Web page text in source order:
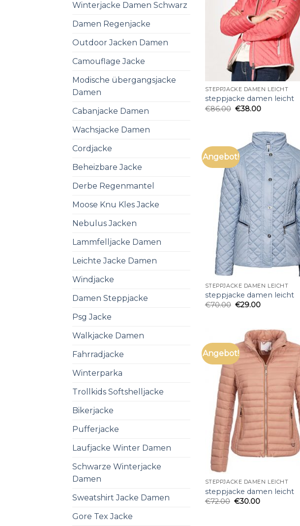
Winterjacke Damen Schwarz
Damen Regenjacke
Outdoor Jacken Damen
Camouflage Jacke
Modische übergangsjacke
Damen
Cabanjacke Damen
Wachsjacke Damen
Cordjacke
Beheizbare Jacke
Derbe Regenmantel
Moose Knu Kles Jacke
Nebulus Jacken
Lammfelljacke Damen
Leichte Jacke Damen
Windjacke
Damen Steppjacke
Psg Jacke
Walkjacke Damen
Fahrradjacke
Winterparka
Trollkids Softshelljacke
Bikerjacke
Pufferjacke
Laufjacke Winter Damen
Schwarze Winterjacke
Damen
Sweatshirt Jacke Damen
Gore Tex Jacke
STEPPJACKE DAMEN LEICHT
steppjacke damen leicht
€86.00 €38.00
Angebot!
STEPPJACKE DAMEN LEICHT
steppjacke damen leicht
€70.00 €29.00
Angebot!
STEPPJACKE DAMEN LEICHT
steppjacke damen leicht
€72.00 €30.00